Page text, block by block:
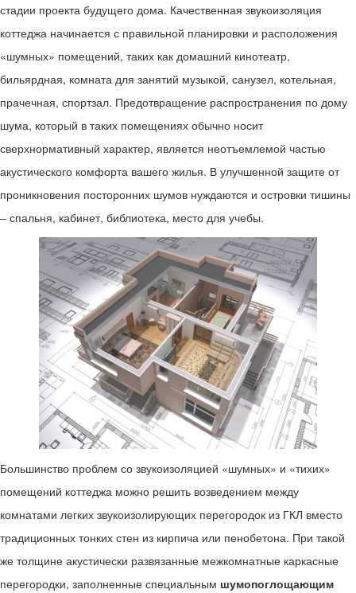
стадии проекта будущего дома. Качественная звукоизоляция
коттеджа начинается с правильной планировки и расположения
«шумных» помещений, таких как домашний кинотеатр,
бильярдная, комната для занятий музыкой, санузел, котельная,
прачечная, спортзал. Предотвращение распространения по дому
шума, который в таких помещениях обычно носит
сверхнормативный характер, является неотъемлемой частью
акустического комфорта вашего жилья. В улучшенной защите от
проникновения посторонних шумов нуждаются и островки тишины
– спальня, кабинет, библиотека, место для учебы.
Большинство проблем со звукоизоляцией «шумных» и «тихих»
помещений коттеджа можно решить возведением между
комнатами легких звукоизолирующих перегородок из ГКЛ вместо
традиционных тонких стен из кирпича или пенобетона. При такой
же толщине акустически развязанные межкомнатные каркасные
перегородки, заполненные специальным шумопоглощающим